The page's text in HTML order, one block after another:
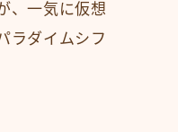
、一気に仮想
ラダイムシフ